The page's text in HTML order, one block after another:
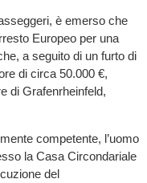
è emerso che
Europeo per una
a seguito di un furto di
di circa 50.000 €,
di Grafenrheinfeld,
competente, l’uomo
la Casa Circondariale
del